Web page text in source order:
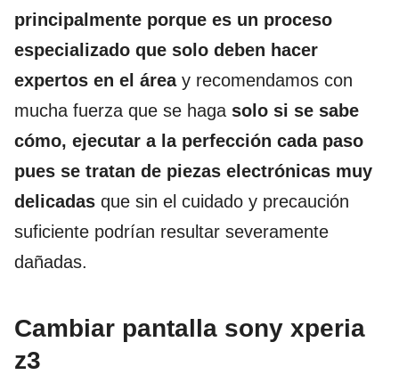
principalmente porque es un proceso
especializado que solo deben hacer
expertos en el áreay recomendamos con
mucha fuerza que se haga solo si se sabe
cómo, ejecutar a la perfección cada paso
pues se tratan de piezas electrónicas muy
delicadas que sin el cuidado y precaución
suficiente podrían resultar severamente
dañadas.
Cambiar pantalla sony xperia
z3